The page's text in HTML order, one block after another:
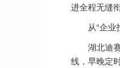
进全程无缝衔
从“企业找
湖北迪赛
线，早晚定